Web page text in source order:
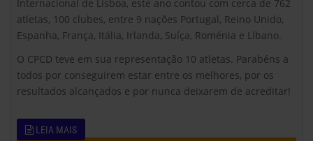
Internacional de Lisboa, este ano contou com cerca de 762
atletas, 100 clubes, entre 9 nações Portugal, Reino Unido,
Espanha, França, Itália, Irlanda, Suíça, Roménia e Líbano.
O CPCD teve em sua representação 10 atletas. Parabéns a
todos por conseguirem estar entre os melhores, por os
resultados alcançados e por nunca deixarem de acreditar!
LEIA MAIS